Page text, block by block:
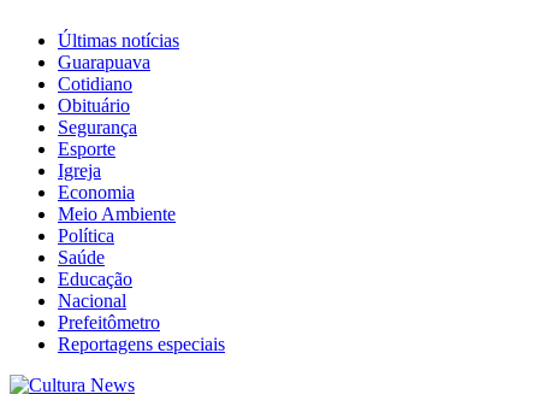
Últimas notícias
Guarapuava
Cotidiano
Obituário
Segurança
Esporte
Igreja
Economia
Meio Ambiente
Política
Saúde
Educação
Nacional
Prefeitômetro
Reportagens especiais